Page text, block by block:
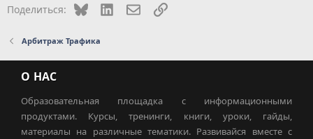
Поделиться: Bluesky LinkedInЭлектронная почта
Ссылка
Арбитраж Трафика
О НАС
Образовательная площадка с информационными
продуктами. Курсы, тренинги, книги, уроки, гайды,
материалы на различные тематики. Развивайся вместе с